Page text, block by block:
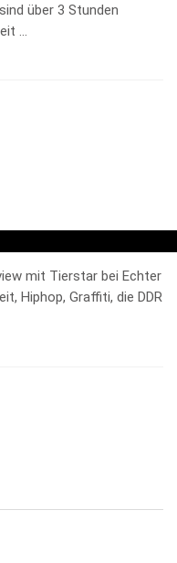
über 3 Stunden
…
mit Tierstar bei Echter
Hiphop, Graffiti, die DDR